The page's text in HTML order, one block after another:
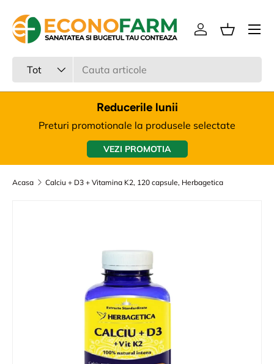
Sari la continut
Tot
Intra in cont
Cos
Meniu
Reducerile lunii
Preturi promotionale la produsele selectate
VEZI PROMOTIA
Acasa Calciu + D3 + Vitamina K2, 120 capsule, Herbagetica